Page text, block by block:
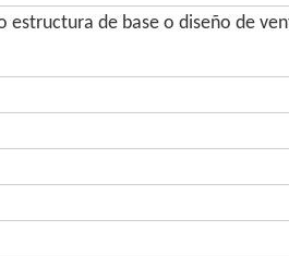
de base o diseño de